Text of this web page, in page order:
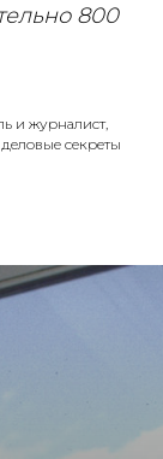
800
и журналист,
секреты